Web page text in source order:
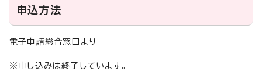
申込方法
電子申請総合窓口より
※申し込みは終了しています。